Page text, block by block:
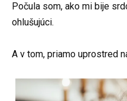
Počula som, ako mi bije
ohlušujúci.
A v tom, priamo uprostred